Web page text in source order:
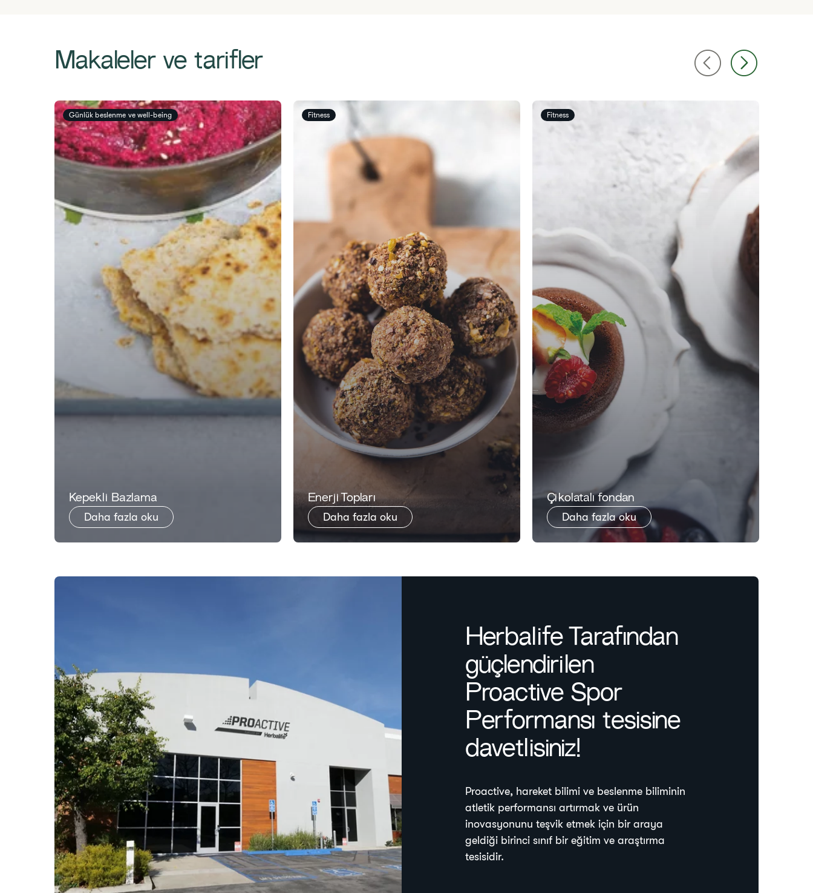
Makaleler ve tarifler
Günlük beslenme ve well-being
​Kepekli Bazlama
Daha fazla oku
Fitness
​Enerji Topları
Daha fazla oku
Fitness
​Çikolatalı fondan
Daha fazla oku
Herbalife Tarafından
güçlendirilen
Proactive Spor
Performansı tesisine
davetlisiniz!
Proactive, hareket bilimi ve beslenme biliminin
atletik performansı artırmak ve ürün
inovasyonunu teşvik etmek için bir araya
geldiği birinci sınıf bir eğitim ve araştırma
tesisidir.